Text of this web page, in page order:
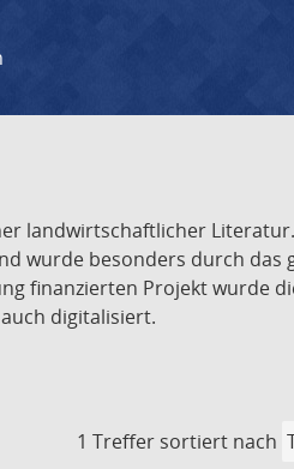
landwirtschaftlicher
wurde besonders durch das
finanzierten Projekt wurde
digitalisiert.
1 Treffer sortiert nach